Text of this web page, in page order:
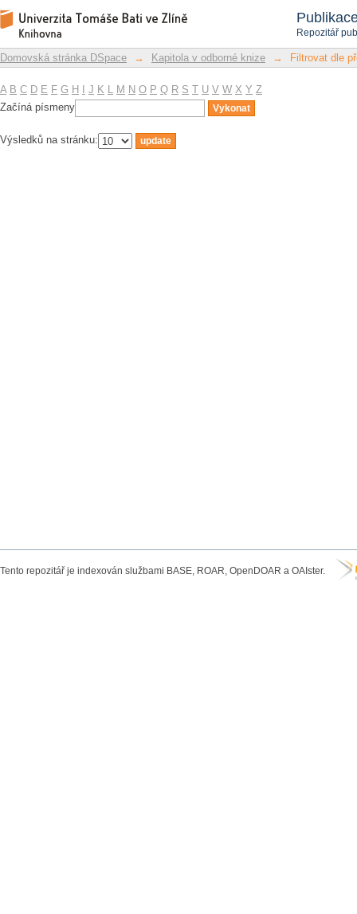
Repozitář
Filtrovat dle předmětu
Repozitář DSpace/Manakin
Domovská stránka DSpace → Kapitola v odborné knize → Filtrovat dle
A B C D E F G H J K L M N O P Q R S T U V W X Y Z
Začíná písmeny
Výsledků na stránku:
Tento repozitář je indexován službami BASE, ROAR, OpenDOAR a OAIster.